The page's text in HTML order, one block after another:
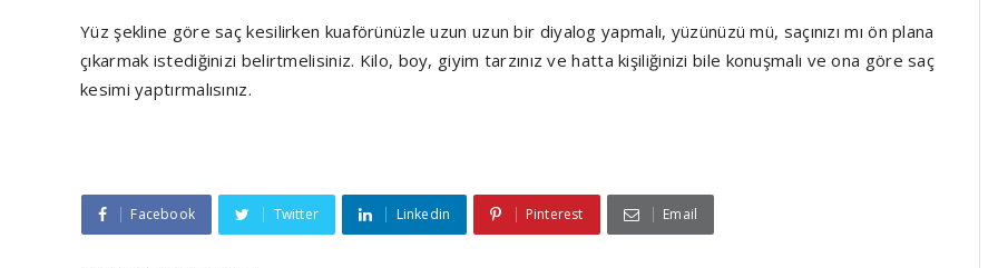
Yüz şekline göre saç kesilirken kuaförünüzle uzun uzun bir diyalog yapmalı, yüzünüzü mü, saçınızı mı ön plana
çıkarmak istediğinizi belirtmelisiniz. Kilo, boy, giyim tarzınız ve hatta kişiliğinizi bile konuşmalı ve ona göre saç
kesimi yaptırmalısınız.
Facebook Twitter Linkedin Pinterest Email